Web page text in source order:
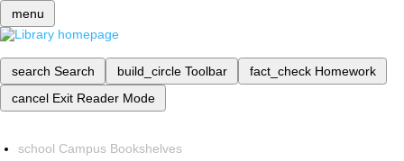
menu
search Search build_circle Toolbar fact_check Homework
cancel Exit Reader Mode
school Campus Bookshelves